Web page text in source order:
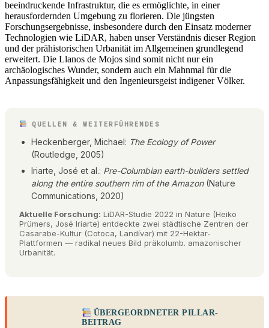
beeindruckende Infrastruktur, die es ermöglichte, in einer
herausfordernden Umgebung zu florieren. Die jüngsten
Forschungsergebnisse, insbesondere durch den Einsatz moderner
Technologien wie LiDAR, haben unser Verständnis dieser Region
und der prähistorischen Urbanität im Allgemeinen grundlegend
erweitert. Die Llanos de Mojos sind somit nicht nur ein
archäologisches Wunder, sondern auch ein Mahnmal für die
Anpassungsfähigkeit und den Ingenieursgeist indigener Völker.
QUELLEN & WEITERFÜHRENDES
Heckenberger, Michael: The Ecology of Power
(Routledge, 2005)
Iriarte, José et al.: Pre-Columbian earth-builders settled
along the entire southern rim of the Amazon(Nature
Communications, 2020)
Aktuelle Forschung: LiDAR-Studie 2022 in Nature (Heiko
Prümers, José Iriarte) entdeckte zwei städtische Zentren der
Casarabe-Kultur (Cotoca, Landívar) mit 22-Hektar-
Plattformen — radikal neues Bild präkolumb. amazonischer
Urbanität.
ÜBERGEORDNETER PILLAR-
BEITRAG